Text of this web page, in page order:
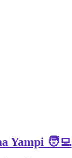
Yampi 🧑‍💻